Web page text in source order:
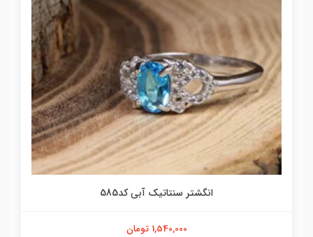
انگشتر سنتاتیک آبی کد585
1,540,000 تومان